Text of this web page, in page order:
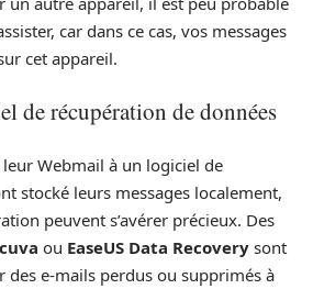
car dans ce cas, vos messages
cet appareil.
de récupération de données
Webmail à un logiciel de
stocké leurs messages localement,
peuvent s’avérer précieux. Des
ou EaseUS Data Recovery sont
des e-mails perdus ou supprimés à